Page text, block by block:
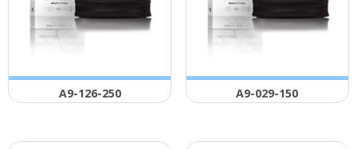
Α9-126-250 Α9-029-150